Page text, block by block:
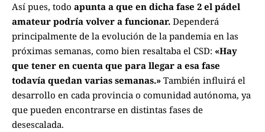
Así pues, todo apunta a que en dicha fase 2 el pádel
amateur podría volver a funcionar. Dependerá
principalmente de la evolución de la pandemia en las
próximas semanas, como bien resaltaba el CSD: «Hay
que tener en cuenta que para llegar a esa fase
todavía quedan varias semanas.» También influirá el
desarrollo en cada provincia o comunidad autónoma, ya
que pueden encontrarse en distintas fases de
desescalada.